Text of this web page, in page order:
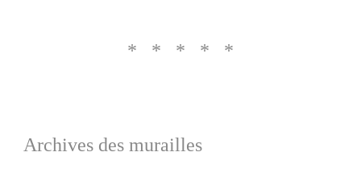
* * * * *
Archives des murailles